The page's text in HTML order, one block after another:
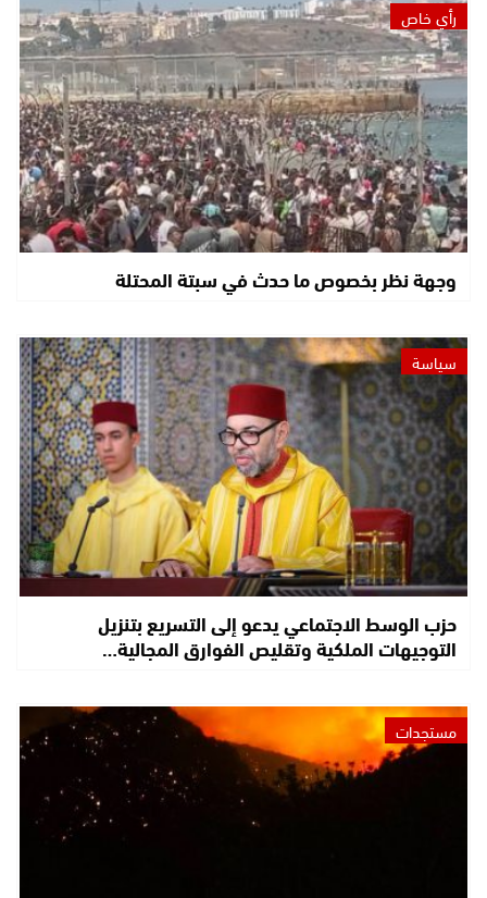
رأي خاص
وجهة نظر بخصوص ما حدث في سبتة المحتلة
سياسة
حزب الوسط الاجتماعي يدعو إلى التسريع بتنزيل
التوجيهات الملكية وتقليص الفوارق المجالية…
مستجدات